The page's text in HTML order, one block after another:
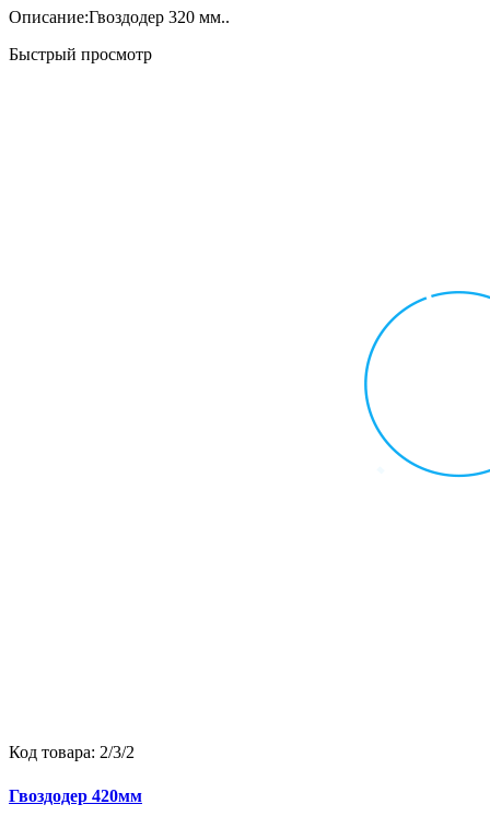
Описание:Гвоздодер 320 мм..
Быстрый просмотр
Код товара: 2/3/2
Гвоздодер 420мм